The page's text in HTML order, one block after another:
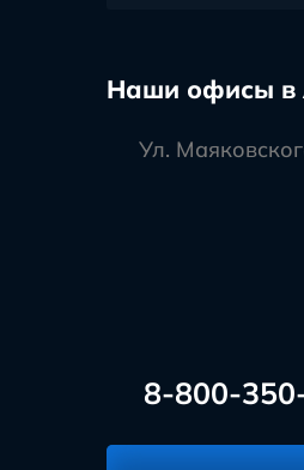
Наши офисы в
Ул.
8-800-